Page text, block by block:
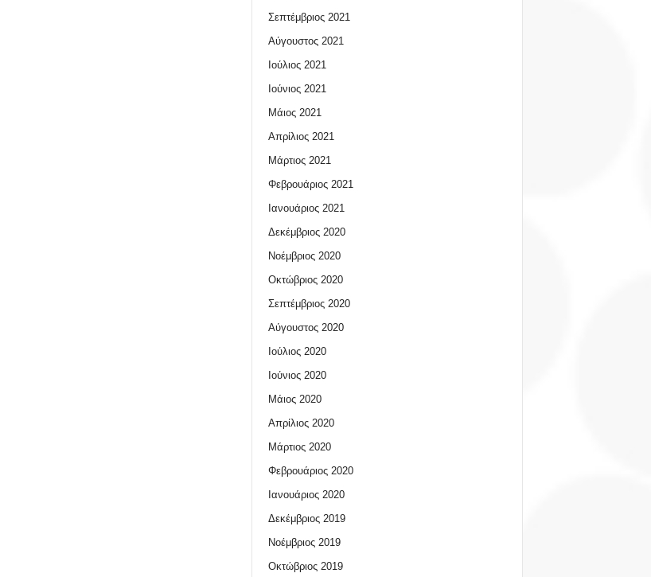
Σεπτέμβριος 2021
Αύγουστος 2021
Ιούλιος 2021
Ιούνιος 2021
Μάιος 2021
Απρίλιος 2021
Μάρτιος 2021
Φεβρουάριος 2021
Ιανουάριος 2021
Δεκέμβριος 2020
Νοέμβριος 2020
Οκτώβριος 2020
Σεπτέμβριος 2020
Αύγουστος 2020
Ιούλιος 2020
Ιούνιος 2020
Μάιος 2020
Απρίλιος 2020
Μάρτιος 2020
Φεβρουάριος 2020
Ιανουάριος 2020
Δεκέμβριος 2019
Νοέμβριος 2019
Οκτώβριος 2019